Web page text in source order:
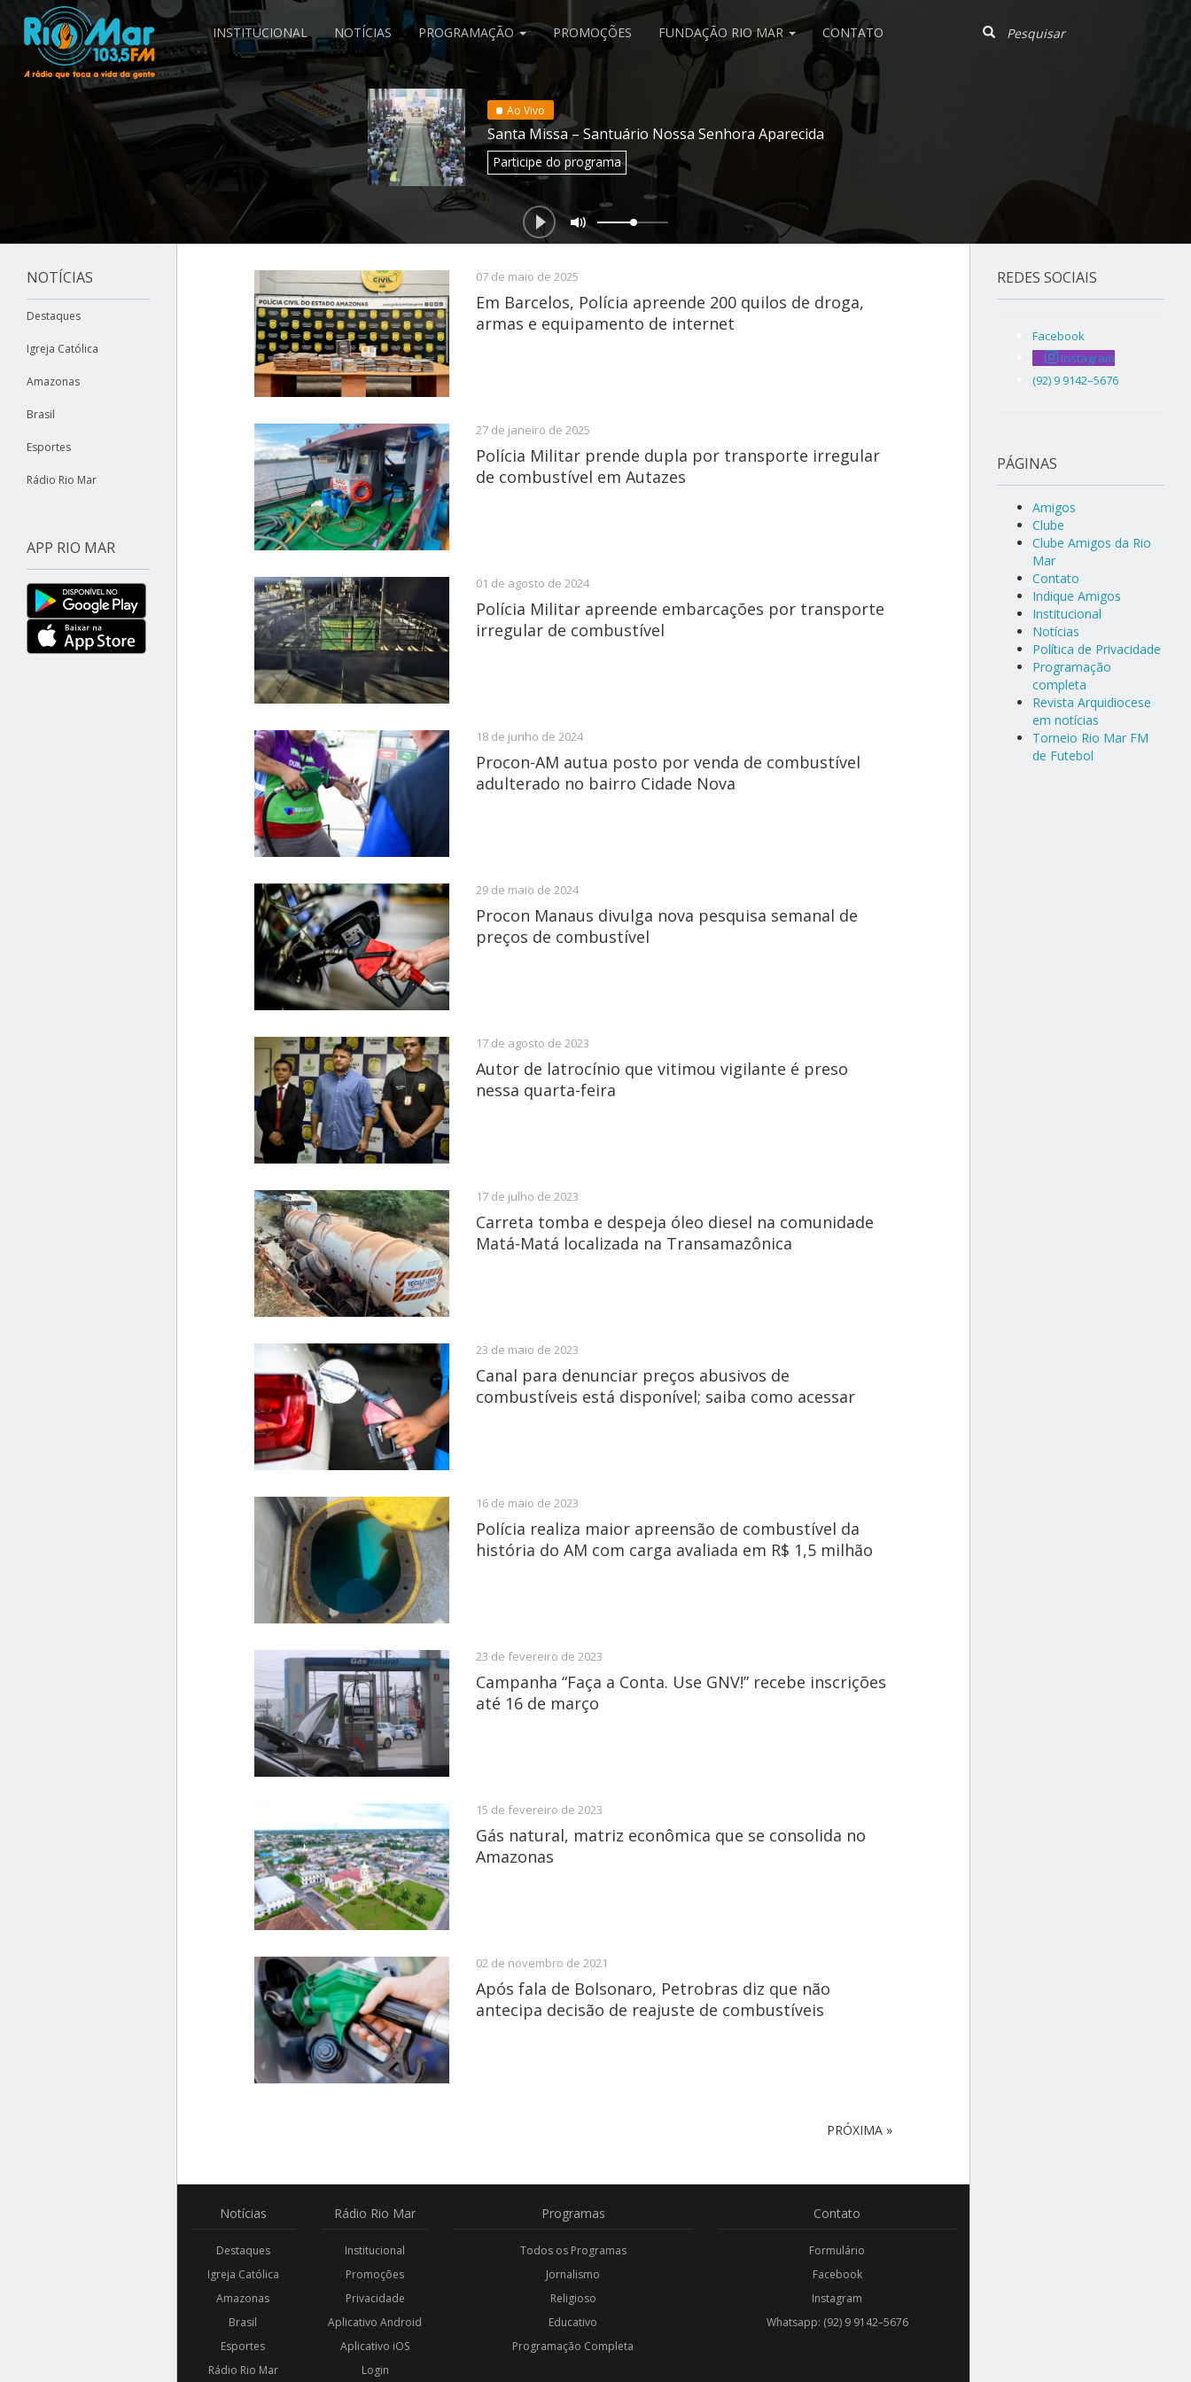
INSTITUCIONAL NOTÍCIAS PROGRAMAÇÃO PROMOÇÕES FUNDAÇÃO RIO MAR CONTATO
Ao Vivo
Santa Missa – Santuário Nossa Senhora Aparecida
Participe do programa
NOTÍCIAS
Destaques
Igreja Católica
Amazonas
Brasil
Esportes
Rádio Rio Mar
APP RIO MAR
07 de maio de 2025
Em Barcelos, Polícia apreende 200 quilos de droga,
armas e equipamento de internet
27 de janeiro de 2025
Polícia Militar prende dupla por transporte irregular
de combustível em Autazes
01 de agosto de 2024
Polícia Militar apreende embarcações por transporte
irregular de combustível
18 de junho de 2024
Procon-AM autua posto por venda de combustível
adulterado no bairro Cidade Nova
29 de maio de 2024
Procon Manaus divulga nova pesquisa semanal de
preços de combustível
17 de agosto de 2023
Autor de latrocínio que vitimou vigilante é preso
nessa quarta-feira
17 de julho de 2023
Carreta tomba e despeja óleo diesel na comunidade
Matá-Matá localizada na Transamazônica
23 de maio de 2023
Canal para denunciar preços abusivos de
combustíveis está disponível; saiba como acessar
16 de maio de 2023
Polícia realiza maior apreensão de combustível da
história do AM com carga avaliada em R$ 1,5 milhão
23 de fevereiro de 2023
Campanha “Faça a Conta. Use GNV!” recebe inscrições
até 16 de março
15 de fevereiro de 2023
Gás natural, matriz econômica que se consolida no
Amazonas
02 de novembro de 2021
Após fala de Bolsonaro, Petrobras diz que não
antecipa decisão de reajuste de combustíveis
PRÓXIMA »
Notícias
Destaques
Igreja Católica
Amazonas
Brasil
Esportes
Rádio Rio Mar
Rádio Rio Mar
Institucional
Promoções
Privacidade
Aplicativo Android
Aplicativo iOS
Login
Programas
Todos os Programas
Jornalismo
Religioso
Educativo
Programação Completa
Contato
Formulário
Facebook
Instagram
Whatsapp: (92) 9 9142–5676
REDES SOCIAIS
Facebook
Instagram
(92) 9 9142–5676
PÁGINAS
Amigos
Clube
Clube Amigos da Rio
Mar
Contato
Indique Amigos
Institucional
Notícias
Política de Privacidade
Programação
completa
Revista Arquidiocese
em notícias
Torneio Rio Mar FM
de Futebol